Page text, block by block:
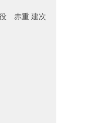
赤重 建次